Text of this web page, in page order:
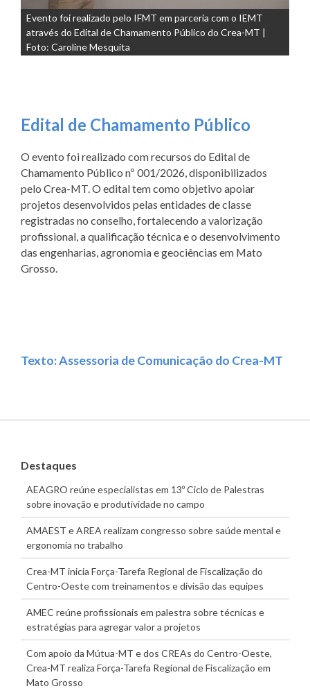
Evento foi realizado pelo IFMT em parceria com o IEMT
através do Edital de Chamamento Público do Crea-MT |
Foto: Caroline Mesquita
Edital de Chamamento Público
O evento foi realizado com recursos do Edital de
Chamamento Público nº 001/2026, disponibilizados
pelo Crea-MT. O edital tem como objetivo apoiar
projetos desenvolvidos pelas entidades de classe
registradas no conselho, fortalecendo a valorização
profissional, a qualificação técnica e o desenvolvimento
das engenharias, agronomia e geociências em Mato
Grosso.
Texto: Assessoria de Comunicação do Crea-MT
Destaques
AEAGRO reúne especialistas em 13º Ciclo de Palestras
sobre inovação e produtividade no campo
AMAEST e AREA realizam congresso sobre saúde mental e
ergonomia no trabalho
Crea-MT inicia Força-Tarefa Regional de Fiscalização do
Centro-Oeste com treinamentos e divisão das equipes
AMEC reúne profissionais em palestra sobre técnicas e
estratégias para agregar valor a projetos
Com apoio da Mútua-MT e dos CREAs do Centro-Oeste,
Crea-MT realiza Força-Tarefa Regional de Fiscalização em
Mato Grosso